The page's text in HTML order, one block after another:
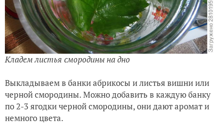
Кладем листья смородины на дно
Выкладываем в банки абрикосы и листья вишни или
черной смородины. Можно добавить в каждую банку
по 2-3 ягодки черной смородины, они дают аромат и
немного цвета.